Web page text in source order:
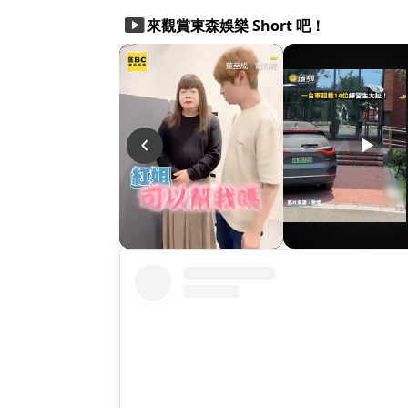
smart_display來觀賞東森娛樂 Short 吧！
navigate_before play_arrow play_arrow